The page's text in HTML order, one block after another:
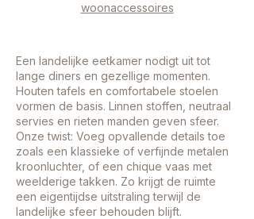
woonaccessoires
Een landelijke eetkamer nodigt uit tot
lange diners en gezellige momenten.
Houten tafels en comfortabele stoelen
vormen de basis. Linnen stoffen, neutraal
servies en rieten manden geven sfeer.
Onze twist: Voeg opvallende details toe
zoals een klassieke of verfijnde metalen
kroonluchter, of een chique vaas met
weelderige takken. Zo krijgt de ruimte
een eigentijdse uitstraling terwijl de
landelijke sfeer behouden blijft.